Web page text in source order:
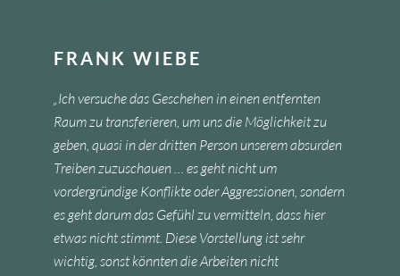
FRANK WIEBE
„Ich versuche das Geschehen in einen entfernten
Raum zu transferieren, um uns die Möglichkeit zu
geben, quasi in der dritten Person unserem absurden
Treiben zuzuschauen … es geht nicht um
vordergründige Konflikte oder Aggressionen, sondern
es geht darum das Gefühl zu vermitteln, dass hier
etwas nicht stimmt. Diese Vorstellung ist sehr
wichtig, sonst könnten die Arbeiten nicht